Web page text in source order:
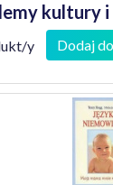
kultury i
1989
y Dodaj